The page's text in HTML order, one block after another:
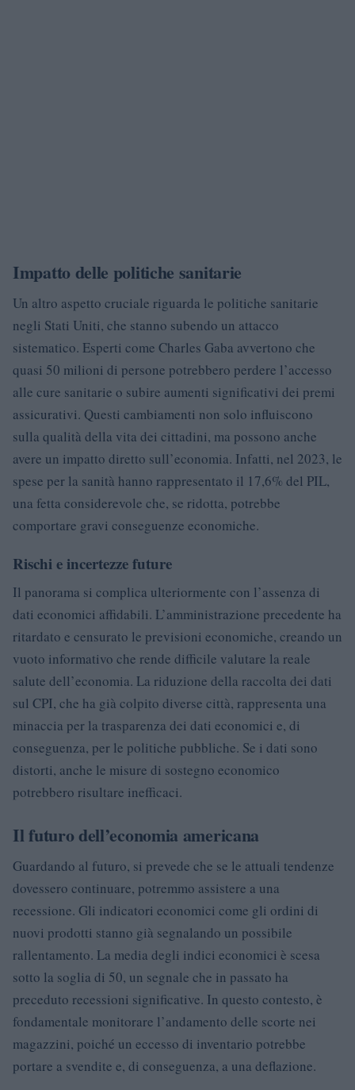
Impatto delle politiche sanitarie
Un altro aspetto cruciale riguarda le politiche sanitarie
negli Stati Uniti, che stanno subendo un attacco
sistematico. Esperti come Charles Gaba avvertono che
quasi 50 milioni di persone potrebbero perdere l’accesso
alle cure sanitarie o subire aumenti significativi dei premi
assicurativi. Questi cambiamenti non solo influiscono
sulla qualità della vita dei cittadini, ma possono anche
avere un impatto diretto sull’economia. Infatti, nel 2023, le
spese per la sanità hanno rappresentato il 17,6% del PIL,
una fetta considerevole che, se ridotta, potrebbe
comportare gravi conseguenze economiche.
Rischi e incertezze future
Il panorama si complica ulteriormente con l’assenza di
dati economici affidabili. L’amministrazione precedente ha
ritardato e censurato le previsioni economiche, creando un
vuoto informativo che rende difficile valutare la reale
salute dell’economia. La riduzione della raccolta dei dati
sul CPI, che ha già colpito diverse città, rappresenta una
minaccia per la trasparenza dei dati economici e, di
conseguenza, per le politiche pubbliche. Se i dati sono
distorti, anche le misure di sostegno economico
potrebbero risultare inefficaci.
Il futuro dell’economia americana
Guardando al futuro, si prevede che se le attuali tendenze
dovessero continuare, potremmo assistere a una
recessione. Gli indicatori economici come gli ordini di
nuovi prodotti stanno già segnalando un possibile
rallentamento. La media degli indici economici è scesa
sotto la soglia di 50, un segnale che in passato ha
preceduto recessioni significative. In questo contesto, è
fondamentale monitorare l’andamento delle scorte nei
magazzini, poiché un eccesso di inventario potrebbe
portare a svendite e, di conseguenza, a una deflazione.